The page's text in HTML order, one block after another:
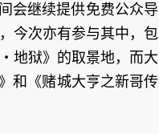
会继续提供免费公众导
今次亦有参与其中，包
地狱》的取景地，而大
和《赌城大亨之新哥传